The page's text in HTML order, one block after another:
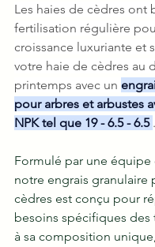
Les haies de cèdres ont
fertilisation régulière
croissance luxuriante et
votre haie de cèdres au
printemps avec un
pour arbres et arbustes
NPK tel que 19 - 6.5 - 6.5 .
Formulé par une équipe
notre engrais granulaire
cèdres est conçu pour
besoins spécifiques des
à sa composition